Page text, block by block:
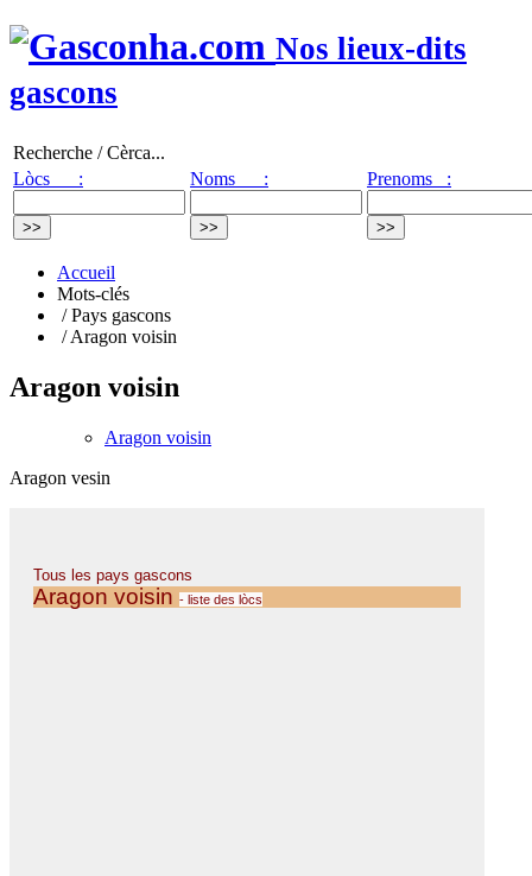
Nos lieux-dits
gascons
Recherche / Cèrca...
Lòcs :
Noms : Prenoms :
Accueil
Mots-clés
/ Pays gascons
/ Aragon voisin
Aragon voisin
Aragon voisin
Aragon vesin